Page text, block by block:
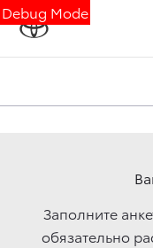
Debug Mode
Заполните
обязательно